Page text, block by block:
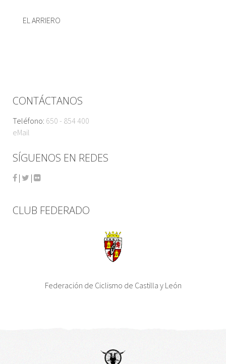
EL ARRIERO
CONTÁCTANOS
Teléfono: 650 - 854 400
eMail
SÍGUENOS EN REDES
| |
CLUB FEDERADO
Federación de Ciclismo de Castilla y León